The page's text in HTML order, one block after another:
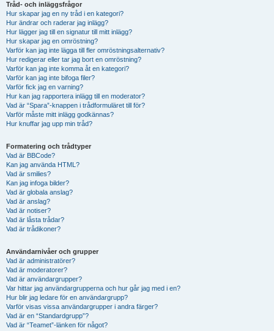
Tråd- och inläggsfrågor
Hur skapar jag en ny tråd i en kategori?
Hur ändrar och raderar jag inlägg?
Hur lägger jag till en signatur till mitt inlägg?
Hur skapar jag en omröstning?
Varför kan jag inte lägga till fler omröstningsalternativ?
Hur redigerar eller tar jag bort en omröstning?
Varför kan jag inte komma åt en kategori?
Varför kan jag inte bifoga filer?
Varför fick jag en varning?
Hur kan jag rapportera inlägg till en moderator?
Vad är “Spara”-knappen i trådformuläret till för?
Varför måste mitt inlägg godkännas?
Hur knuffar jag upp min tråd?
Formatering och trådtyper
Vad är BBCode?
Kan jag använda HTML?
Vad är smilies?
Kan jag infoga bilder?
Vad är globala anslag?
Vad är anslag?
Vad är notiser?
Vad är låsta trådar?
Vad är trådikoner?
Användarnivåer och grupper
Vad är administratörer?
Vad är moderatorer?
Vad är användargrupper?
Var hittar jag användargrupperna och hur går jag med i en?
Hur blir jag ledare för en användargrupp?
Varför visas vissa användargrupper i andra färger?
Vad är en “Standardgrupp”?
Vad är “Teamet”-länken för något?